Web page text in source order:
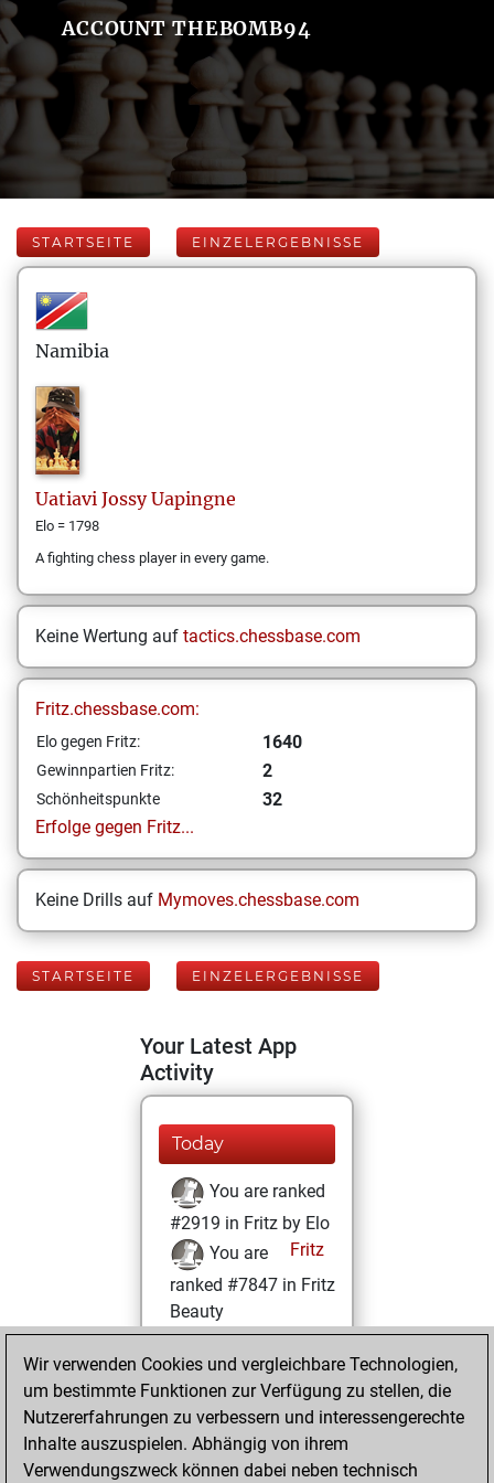
ACCOUNT THEBOMB94
STARTSEITE EINZELERGEBNISSE
Namibia
Uatiavi Jossy Uapingne
Elo = 1798
A fighting chess player in every game.
Keine Wertung auf tactics.chessbase.com
Fritz.chessbase.com:
Elo gegen Fritz: 1640
Gewinnpartien Fritz: 2
Schönheitspunkte
32
Erfolge gegen Fritz...
Keine Drills auf Mymoves.chessbase.com
STARTSEITE EINZELERGEBNISSE
Your Latest App
Activity
Today
You are ranked
#2919 in Fritz by Elo
Fritz
You are
ranked #7847 in Fritz
Beauty
Samstag, Juli 16,
2022
You won
against Fritz
Fritz
Wir verwenden Cookies und vergleichbare Technologien,
um bestimmte Funktionen zur Verfügung zu stellen, die
Nutzererfahrungen zu verbessern und interessengerechte
Inhalte auszuspielen. Abhängig von ihrem
Verwendungszweck können dabei neben technisch